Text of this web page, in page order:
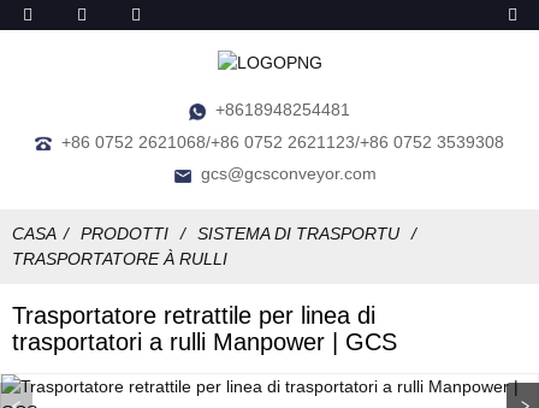
+8618948254481
+86 0752 2621068/+86 0752 2621123/+86 0752 3539308
gcs@gcsconveyor.com
CASA PRODOTTI
SISTEMA DI TRASPORTU
TRASPORTATORE À RULLI
Trasportatore retrattile per linea di
trasportatori a rulli Manpower | GCS